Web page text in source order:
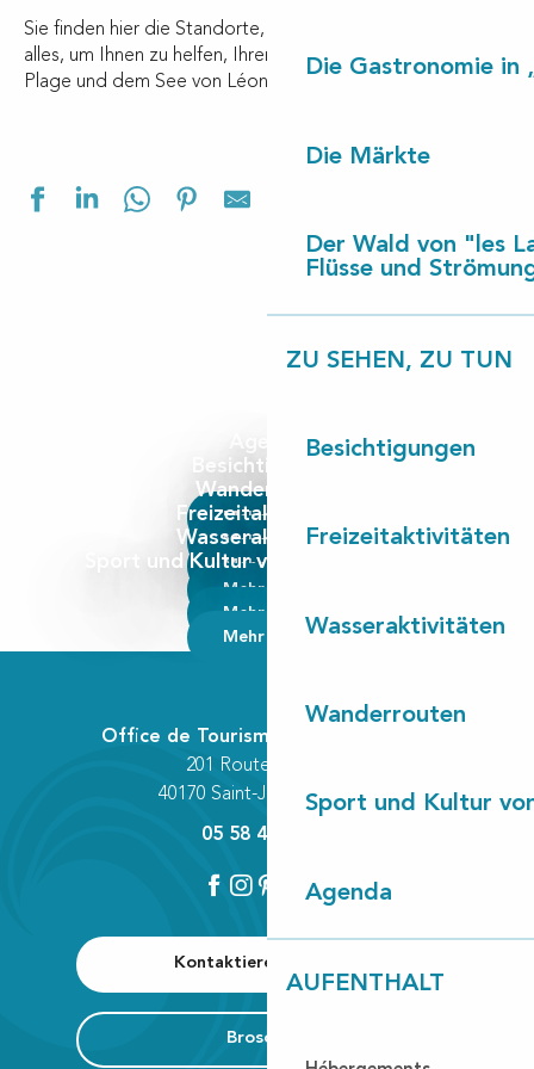
Die Gastronomie in
Die Märkte
Der Wald von "les
Flüsse und
ZU SEHEN, ZU TUN
Besichtigungen
Freizeitaktivitäten
Wasseraktivitäten
Wanderrouten
Sport und Kultur
Agenda
AUFENTHALT
Sie finden hier die Standorte, Aktivitäten, Animationen…
alles, um Ihnen zu helfen, Ihren Aufenthalt zwischen Contis
Plage und dem See von Léon vorzubereiten.
Mehr lesen
Besichtigungen
Mehr lesen
Wanderrouten
Mehr lesen
Freizeitaktivitäten
Mehr lesen
Wasseraktivitäten
Mehr lesen
Sport und Kultur von Contis bis Léon
Mehr lesen
Kontaktieren Sie uns
Broschüre
Office de Tourisme Communautaire
201 Route des Lacs
40170 Saint-Julien-en-Born
05 58 42 89 80